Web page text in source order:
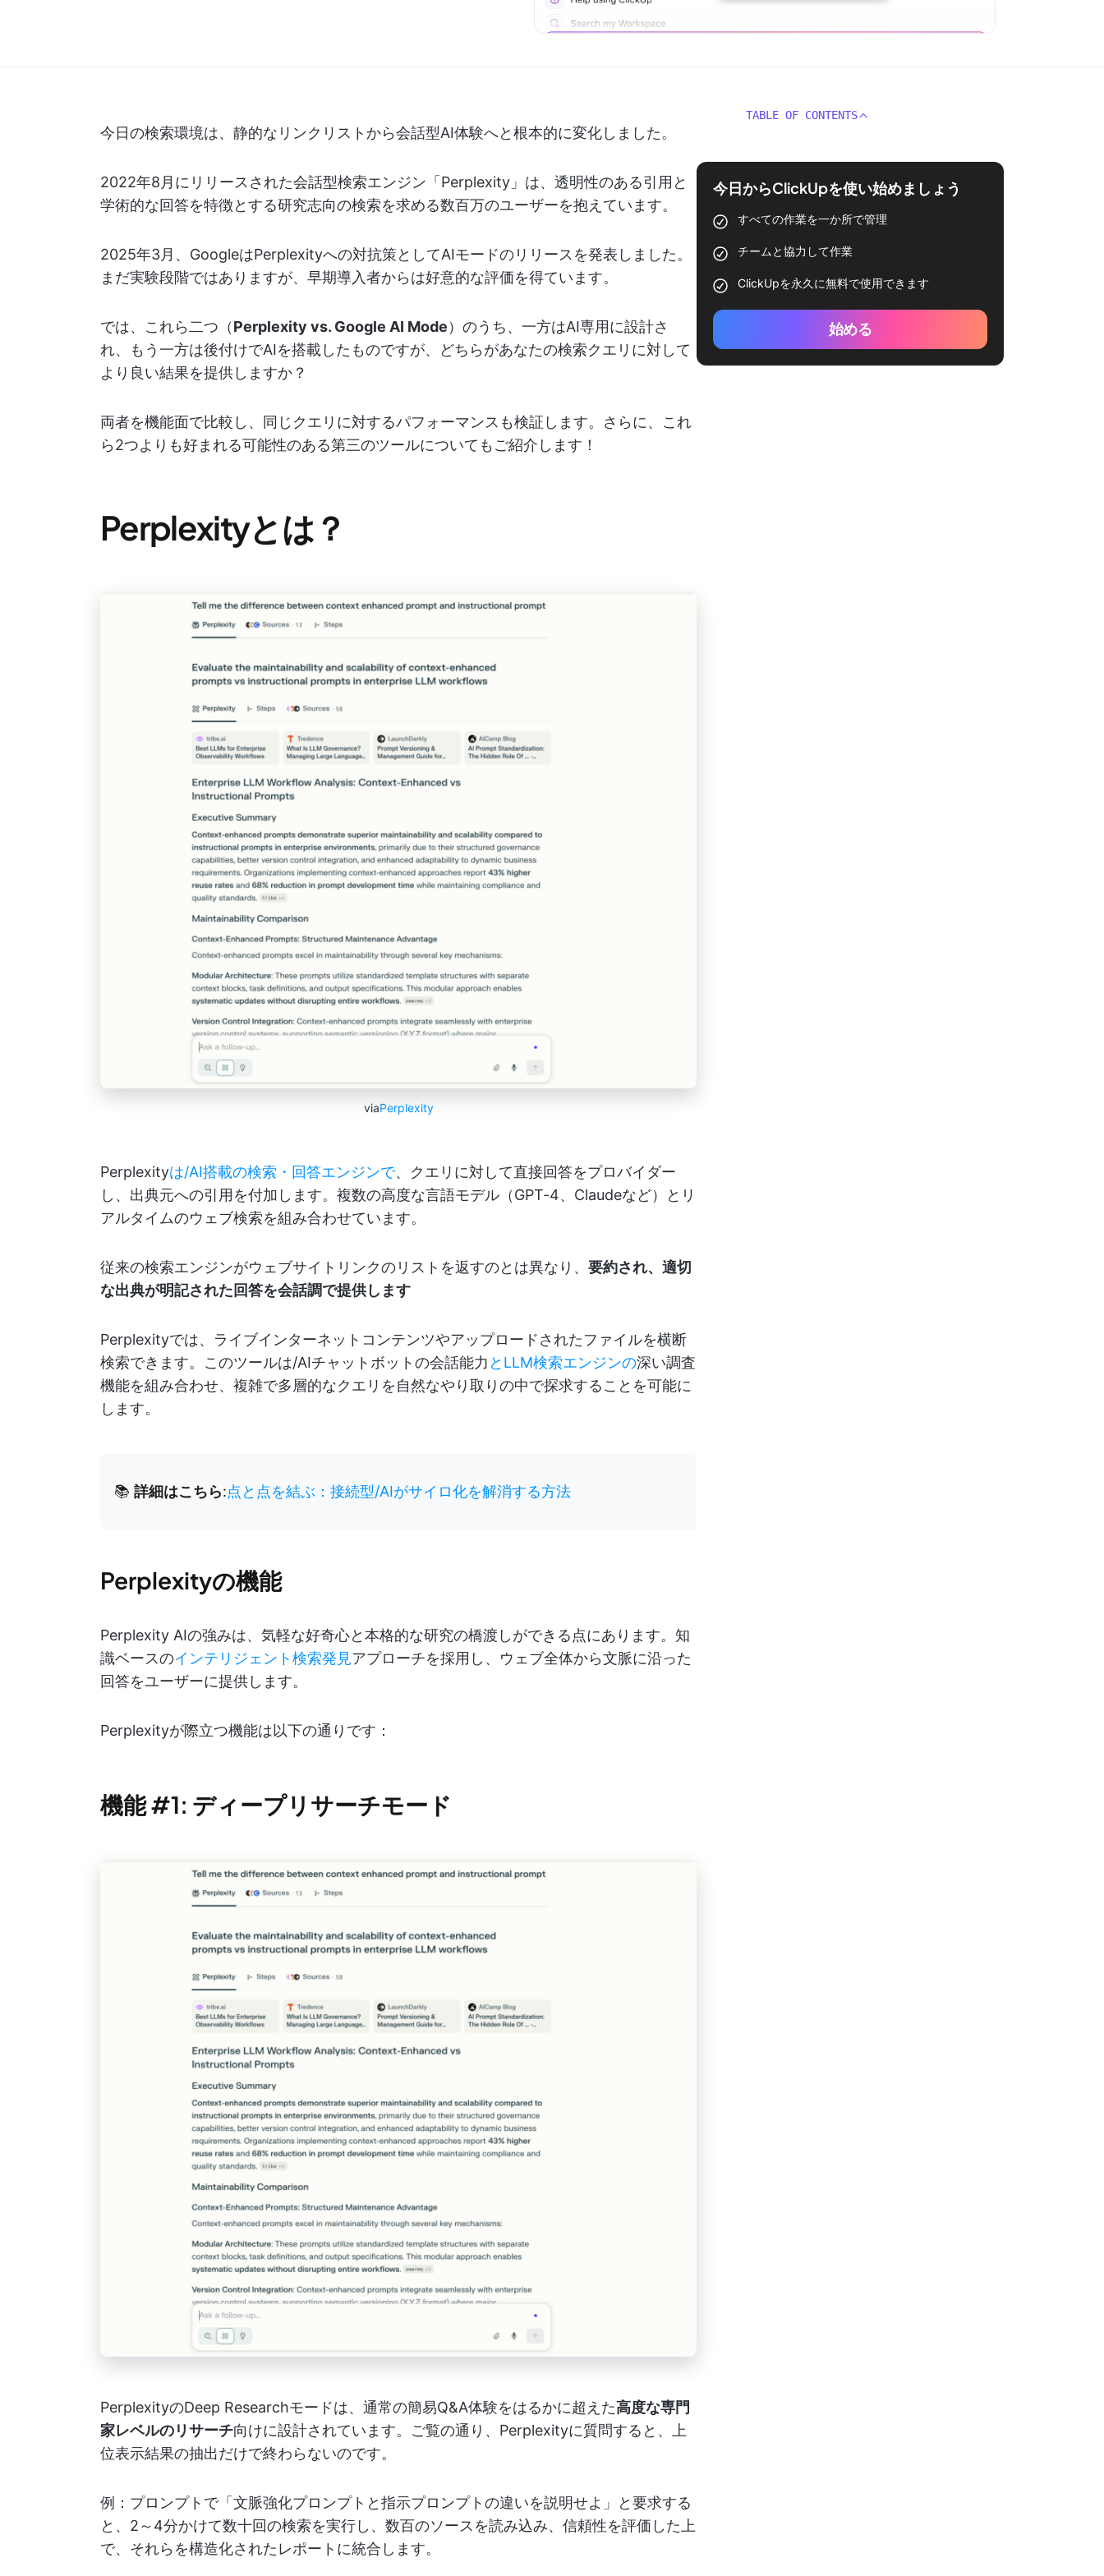
今日の検索環境は、静的なリンクリストから会話型AI体験へと根本的に変化しました。
2022年8月にリリースされた会話型検索エンジン「Perplexity」は、透明性のある引用と
学術的な回答を特徴とする研究志向の検索を求める数百万のユーザーを抱えています。
2025年3月、GoogleはPerplexityへの対抗策としてAIモードのリリースを発表しました。
まだ実験段階ではありますが、早期導入者からは好意的な評価を得ています。
では、これら二つ（Perplexity vs. Google AI Mode）のうち、一方はAI専用に設計さ
れ、もう一方は後付けでAIを搭載したものですが、どちらがあなたの検索クエリに対して
より良い結果を提供しますか？
両者を機能面で比較し、同じクエリに対するパフォーマンスも検証します。さらに、これ
ら2つよりも好まれる可能性のある第三のツールについてもご紹介します！
Perplexityとは？
viaPerplexity
Perplexityは/AI搭載の検索・回答エンジンで、クエリに対して直接回答をプロバイダー
し、出典元への引用を付加します。複数の高度な言語モデル（GPT-4、Claudeなど）とリ
アルタイムのウェブ検索を組み合わせています。
従来の検索エンジンがウェブサイトリンクのリストを返すのとは異なり、 要約され、適切
な出典が明記された回答を会話調で提供します
Perplexityでは、ライブインターネットコンテンツやアップロードされたファイルを横断
検索できます。このツールは/AIチャットボットの会話能力 とLLM検索エンジンの深い調査
機能を組み合わせ、複雑で多層的なクエリを自然なやり取りの中で探求することを可能に
します。
📚 詳細はこちら:点と点を結ぶ：接続型/AIがサイロ化を解消する方法
Perplexityの機能
Perplexity AIの強みは、気軽な好奇心と本格的な研究の橋渡しができる点にあります。知
識ベースのインテリジェント検索発見アプローチを採用し、ウェブ全体から文脈に沿った
回答をユーザーに提供します。
Perplexityが際立つ機能は以下の通りです：
機能 #1: ディープリサーチモード
PerplexityのDeep Researchモードは、通常の簡易Q&A体験をはるかに超えた高度な専門
家レベルのリサーチ向けに設計されています。ご覧の通り、Perplexityに質問すると、上
位表示結果の抽出だけで終わらないのです。
例：プロンプトで「文脈強化プロンプトと指示プロンプトの違いを説明せよ」と要求する
と、2～4分かけて数十回の検索を実行し、数百のソースを読み込み、信頼性を評価した上
で、それらを構造化されたレポートに統合します。
TABLE OF CONTENTS
今日からClickUpを使い始めましょう
すべての作業を一か所で管理
チームと協力して作業
ClickUpを永久に無料で使用できます
始める